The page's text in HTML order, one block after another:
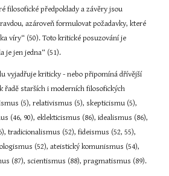
filosofické předpoklady a závěry jsou
azároveň formulovat požadavky, které
víry“ (50). Toto kritické posuzování je
je jen jedna“ (51).
vyjadřuje kriticky - nebo připomíná dřívější
řadě starších i moderních filosofických
(5), relativismus (5), skepticismu (5),
(46, 90), eklekticismus (86), idealismus (86),
tradicionalismus (52), fideismus (52, 55),
(52), ateistický komunismus (54),
(87), scientismus (88), pragmatismus (89).